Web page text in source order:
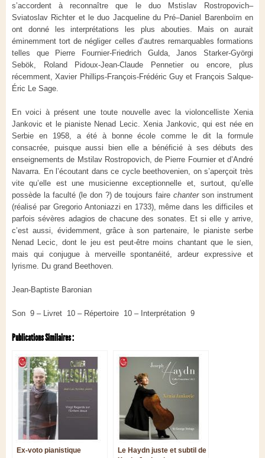
s’accordent à reconnaître que le duo Mstislav Rostropovich–
Sviatoslav Richter et le duo Jacqueline du Pré–Daniel Barenboïm en
ont donné les interprétations les plus abouties. Mais on aurait
éminemment tort de négliger celles d’autres remarquables formations
telles que Pierre Fournier-Friedrich Gulda, Janos Starker-Györgi
Sebök, Roland Pidoux-Jean-Claude Pennetier ou encore, plus
récemment, Xavier Phillips-François-Frédéric Guy et François Salque-
Éric Le Sage.
En voici à présent une toute nouvelle avec la violoncelliste Xenia
Jankovic et le pianiste Nenad Lecic. Xenia Jankovic, qui est née en
Serbie en 1958, a été à bonne école comme le dit la formule
consacrée, puisque aussi bien elle a bénéficié à ses débuts des
enseignements de Mstilav Rostropovich, de Pierre Fournier et d’André
Navarra. En l’écoutant dans ce cycle beethovenien, on s’aperçoit très
vite qu’elle est une musicienne exceptionnelle et, surtout, qu’elle
possède la faculté (le don ?) de toujours fairechanterson instrument
(réalisé par Gregorio Antoniazzi en 1733), même dans les difficiles et
parfois sévères adagios de chacune des sonates. Et si elle y arrive,
c’est aussi, évidemment, grâce à son partenaire, le pianiste serbe
Nenad Lecic, dont le jeu est peut-être moins chantant que le sien,
mais qui conjugue à merveille spontanéité, ardeur expressive et
lyrisme. Du grand Beethoven.
Jean-Baptiste Baronian
Son 9 – Livret 10 – Répertoire 10 – Interprétation 9
Publications Similaires :
Ex-voto pianistique
Le Haydn juste et subtil de